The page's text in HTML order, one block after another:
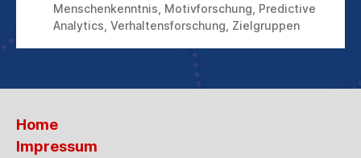
Menschenkenntnis Motivforschung Predictive
Analytics Verhaltensforschung Zielgruppen
Home
Impressum